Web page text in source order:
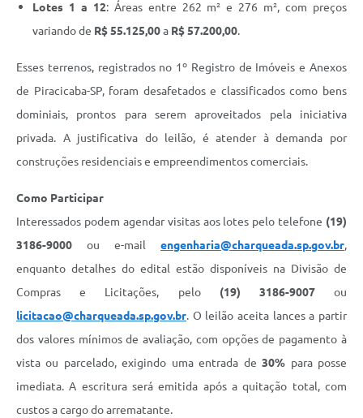
Lotes 1 a 12: Áreas entre 262 m² e 276 m², com preços
variando de R$ 55.125,00a R$ 57.200,00.
Esses terrenos, registrados no 1º Registro de Imóveis e Anexos
de Piracicaba-SP, foram desafetados e classificados como bens
dominiais, prontos para serem aproveitados pela iniciativa
privada. A justificativa do leilão, é atender à demanda por
construções residenciais e empreendimentos comerciais.
Como Participar
Interessados podem agendar visitas aos lotes pelo telefone (19)
3186-9000 ou e-mail engenharia@charqueada.sp.gov.br,
enquanto detalhes do edital estão disponíveis na Divisão de
Compras e Licitações, pelo (19) 3186-9007ou
licitacao@charqueada.sp.gov.br. O leilão aceita lances a partir
dos valores mínimos de avaliação, com opções de pagamento à
vista ou parcelado, exigindo uma entrada de30% para posse
imediata. A escritura será emitida após a quitação total, com
custos a cargo do arrematante.